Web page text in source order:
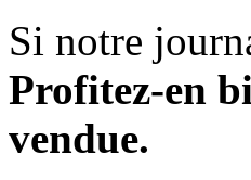
Si notre
Profitez-en
vendue.